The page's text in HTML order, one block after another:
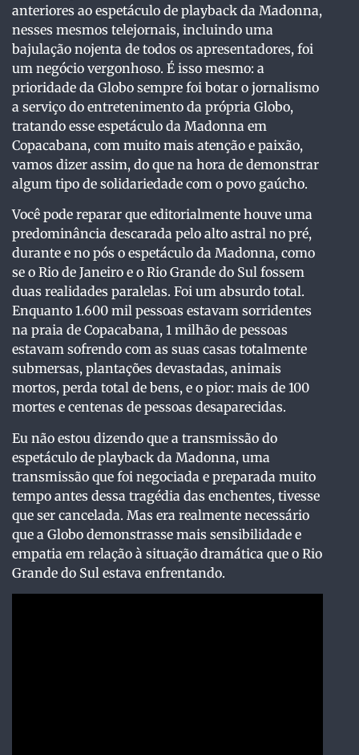
anteriores ao espetáculo de playback da Madonna,
nesses mesmos telejornais, incluindo uma
bajulação nojenta de todos os apresentadores, foi
um negócio vergonhoso. É isso mesmo: a
prioridade da Globo sempre foi botar o jornalismo
a serviço do entretenimento da própria Globo,
tratando esse espetáculo da Madonna em
Copacabana, com muito mais atenção e paixão,
vamos dizer assim, do que na hora de demonstrar
algum tipo de solidariedade com o povo gaúcho.
Você pode reparar que editorialmente houve uma
predominância descarada pelo alto astral no pré,
durante e no pós o espetáculo da Madonna, como
se o Rio de Janeiro e o Rio Grande do Sul fossem
duas realidades paralelas. Foi um absurdo total.
Enquanto 1.600 mil pessoas estavam sorridentes
na praia de Copacabana, 1 milhão de pessoas
estavam sofrendo com as suas casas totalmente
submersas, plantações devastadas, animais
mortos, perda total de bens, e o pior: mais de 100
mortes e centenas de pessoas desaparecidas.
Eu não estou dizendo que a transmissão do
espetáculo de playback da Madonna, uma
transmissão que foi negociada e preparada muito
tempo antes dessa tragédia das enchentes, tivesse
que ser cancelada. Mas era realmente necessário
que a Globo demonstrasse mais sensibilidade e
empatia em relação à situação dramática que o Rio
Grande do Sul estava enfrentando.